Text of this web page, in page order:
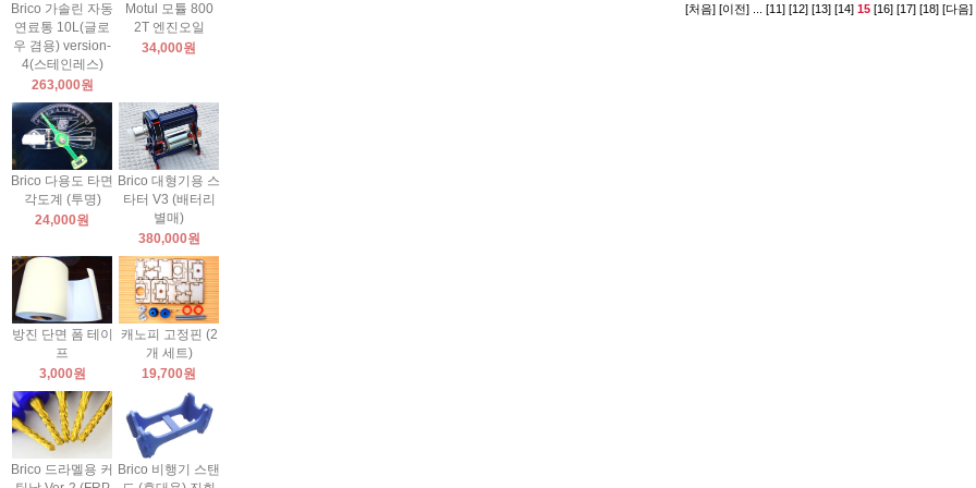
Brico 가솔린 자동
연료통 10L(글로
우 겸용) version-
4(스테인레스)
263,000원
Motul 모튤 800
2T 엔진오일
34,000원
Brico 다용도 타면
각도계 (투명)
24,000원
Brico 대형기용 스
타터 V3 (배터리
별매)
380,000원
방진 단면 폼 테이
프
3,000원
캐노피 고정핀 (2
개 세트)
19,700원
Brico 드라멜용 커
Brico 비행기 스탠
[처음] [이전] [11] [12] [13] [14] 15 [16] [17] [18] [다음]